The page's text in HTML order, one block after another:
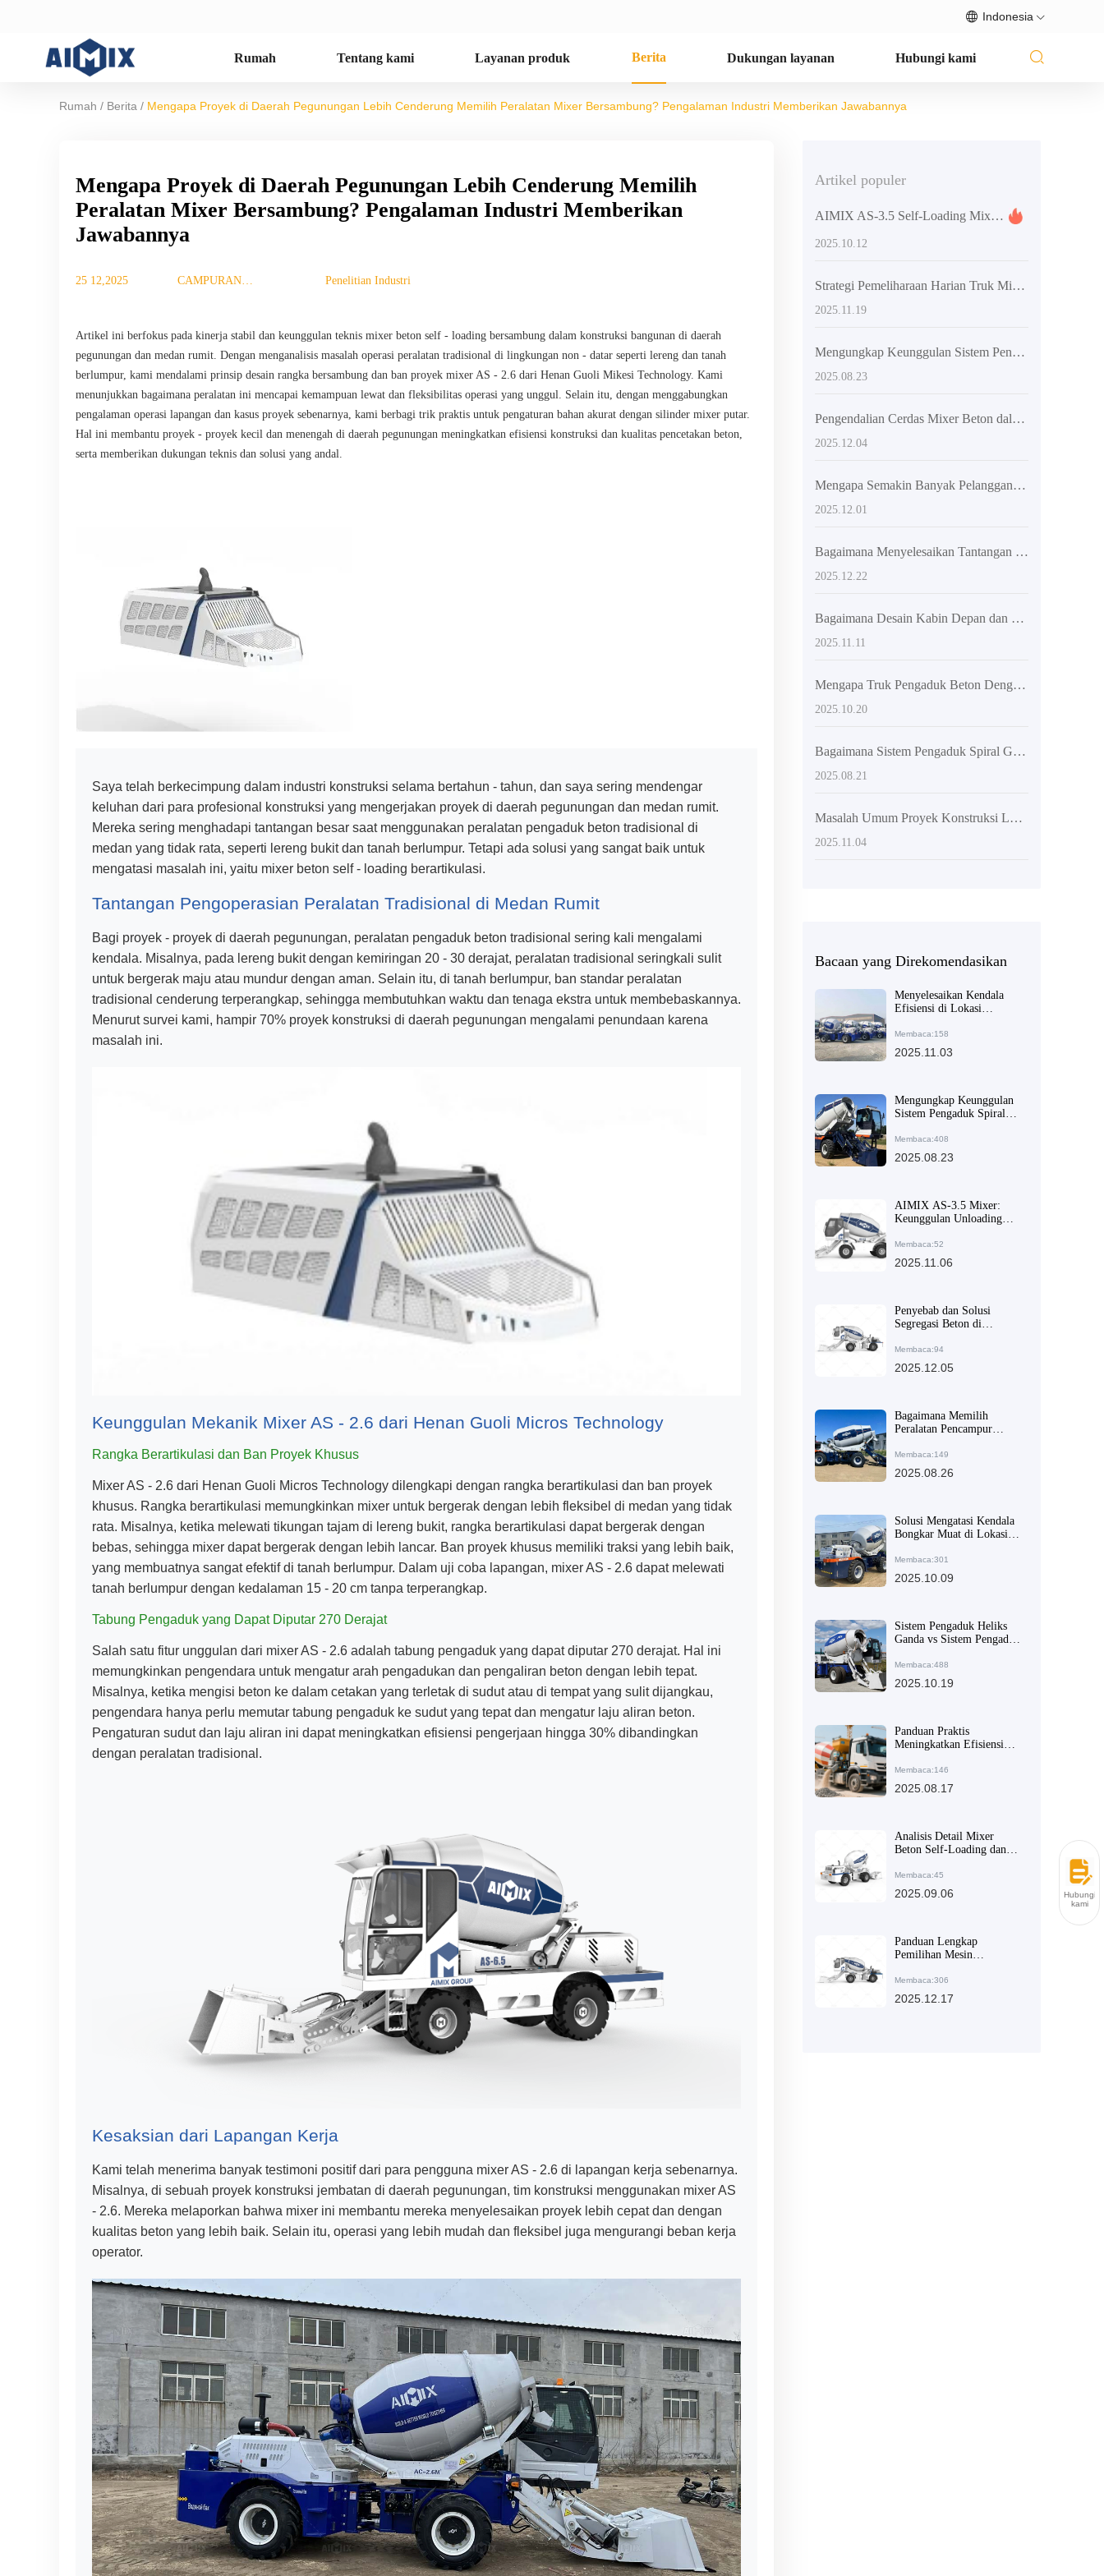
Indonesia
Rumah Tentang kami Layanan produk Berita Dukungan layanan Hubungi kami
Rumah / Berita / Mengapa Proyek di Daerah Pegunungan Lebih Cenderung Memilih Peralatan Mixer Bersambung? Pengalaman Industri Memberikan Jawabannya
Mengapa Proyek di Daerah Pegunungan Lebih Cenderung Memilih
Peralatan Mixer Bersambung? Pengalaman Industri Memberikan
Jawabannya
25 12,2025
CAMPURAN
Penelitian Industri
Artikel ini berfokus pada kinerja stabil dan keunggulan teknis mixer beton self - loading bersambung dalam konstruksi bangunan di daerah
pegunungan dan medan rumit. Dengan menganalisis masalah operasi peralatan tradisional di lingkungan non - datar seperti lereng dan tanah
berlumpur, kami mendalami prinsip desain rangka bersambung dan ban proyek mixer AS - 2.6 dari Henan Guoli Mikesi Technology. Kami
menunjukkan bagaimana peralatan ini mencapai kemampuan lewat dan fleksibilitas operasi yang unggul. Selain itu, dengan menggabungkan
pengalaman operasi lapangan dan kasus proyek sebenarnya, kami berbagi trik praktis untuk pengaturan bahan akurat dengan silinder mixer putar.
Hal ini membantu proyek - proyek kecil dan menengah di daerah pegunungan meningkatkan efisiensi konstruksi dan kualitas pencetakan beton,
serta memberikan dukungan teknis dan solusi yang andal.
Saya telah berkecimpung dalam industri konstruksi selama bertahun - tahun, dan saya sering mendengar
keluhan dari para profesional konstruksi yang mengerjakan proyek di daerah pegunungan dan medan rumit.
Mereka sering menghadapi tantangan besar saat menggunakan peralatan pengaduk beton tradisional di
medan yang tidak rata, seperti lereng bukit dan tanah berlumpur. Tetapi ada solusi yang sangat baik untuk
mengatasi masalah ini, yaitu mixer beton self - loading berartikulasi.
Tantangan Pengoperasian Peralatan Tradisional di Medan Rumit
Bagi proyek - proyek di daerah pegunungan, peralatan pengaduk beton tradisional sering kali mengalami
kendala. Misalnya, pada lereng bukit dengan kemiringan 20 - 30 derajat, peralatan tradisional seringkali sulit
untuk bergerak maju atau mundur dengan aman. Selain itu, di tanah berlumpur, ban standar peralatan
tradisional cenderung terperangkap, sehingga membutuhkan waktu dan tenaga ekstra untuk membebaskannya.
Menurut survei kami, hampir 70% proyek konstruksi di daerah pegunungan mengalami penundaan karena
masalah ini.
Keunggulan Mekanik Mixer AS - 2.6 dari Henan Guoli Micros Technology
Rangka Berartikulasi dan Ban Proyek Khusus
Mixer AS - 2.6 dari Henan Guoli Micros Technology dilengkapi dengan rangka berartikulasi dan ban proyek
khusus. Rangka berartikulasi memungkinkan mixer untuk bergerak dengan lebih fleksibel di medan yang tidak
rata. Misalnya, ketika melewati tikungan tajam di lereng bukit, rangka berartikulasi dapat bergerak dengan
bebas, sehingga mixer dapat bergerak dengan lebih lancar. Ban proyek khusus memiliki traksi yang lebih baik,
yang membuatnya sangat efektif di tanah berlumpur. Dalam uji coba lapangan, mixer AS - 2.6 dapat melewati
tanah berlumpur dengan kedalaman 15 - 20 cm tanpa terperangkap.
Tabung Pengaduk yang Dapat Diputar 270 Derajat
Salah satu fitur unggulan dari mixer AS - 2.6 adalah tabung pengaduk yang dapat diputar 270 derajat. Hal ini
memungkinkan pengendara untuk mengatur arah pengadukan dan pengaliran beton dengan lebih tepat.
Misalnya, ketika mengisi beton ke dalam cetakan yang terletak di sudut atau di tempat yang sulit dijangkau,
pengendara hanya perlu memutar tabung pengaduk ke sudut yang tepat dan mengatur laju aliran beton.
Pengaturan sudut dan laju aliran ini dapat meningkatkan efisiensi pengerjaan hingga 30% dibandingkan
dengan peralatan tradisional.
Kesaksian dari Lapangan Kerja
Kami telah menerima banyak testimoni positif dari para pengguna mixer AS - 2.6 di lapangan kerja sebenarnya.
Misalnya, di sebuah proyek konstruksi jembatan di daerah pegunungan, tim konstruksi menggunakan mixer AS
- 2.6. Mereka melaporkan bahwa mixer ini membantu mereka menyelesaikan proyek lebih cepat dan dengan
kualitas beton yang lebih baik. Selain itu, operasi yang lebih mudah dan fleksibel juga mengurangi beban kerja
operator.
Artikel populer
AIMIX AS-3.5 Self-Loading Mixer: Flexible Discharge & High Efficiency Boost Overseas Construction Projects
2025.10.12
Strategi Pemeliharaan Harian Truk Mixer Bahan Kental Anti-Sumbat
2025.11.19
Mengungkap Keunggulan Sistem Pengaduk Spiral Ganda pada Truk Mixer Bahan Bangunan Otomatis
2025.08.23
Pengendalian Cerdas Mixer Beton dalam Produksi Beton di Konstruksi Pedesaan: Analisis Praktis Umpan Balik Kecepatan dan Penilaian Kekinian Campuran
2025.12.04
Mengapa Semakin Banyak Pelanggan Luar Negeri Memilih Mixer Beton 2,6 Kubik dengan Struktur Engsel?
2025.12.01
Bagaimana Menyelesaikan Tantangan Konstruksi di Daerah Pegunungan dan Pedesaan? Prinsip Desain Chassis Kendaraan Mixer dengan Sambungan Lengkung
2025.12.22
Bagaimana Desain Kabin Depan dan Rangka Bersambung Meningkatkan Keamanan dan Fleksibilitas Operasi Mixer Beton Self-Loading?
2025.11.11
Mengapa Truk Pengaduk Beton Dengan Sistem Double Heliks Menjamin Kualitas Campuran Beton?
2025.10.20
Bagaimana Sistem Pengaduk Spiral Ganda pada Truk Pengaduk Beton Swakelola Meningkatkan Efisiensi Proyek Konstruksi Besar?
2025.08.21
Masalah Umum Proyek Konstruksi Luar Negeri: Apakah Kekurangan Fleksibilitas Mixer Menyebabkan Keterlambatan Waktu Proyek? Solusinya Ada!
2025.11.04
Bacaan yang Direkomendasikan
Menyelesaikan Kendala
Efisiensi di Lokasi
Tangki Pencampur 270
Derajat Berputar
Membaca:158
2025.11.03
Mengungkap Keunggulan
Sistem Pengaduk Spiral
Bahan Bangunan Otomatis
Membaca:408
2025.08.23
AIMIX AS-3.5 Mixer:
Keunggulan Unloading
Tinggi yang Membuatnya
Populer di Pasar Ekspor
Membaca:52
2025.11.06
Penyebab dan Solusi
Segregasi Beton di
Pendekatan Sistemik dari
Perencanaan Bahan Baku
Membaca:94
2025.12.05
Bagaimana Memilih
Peralatan Pencampur
Konstruksi Besar dan
Sedang? Faktor Kunci dan
Membaca:149
2025.08.26
Solusi Mengatasi Kendala
Bongkar Muat di Lokasi
Kelebihan Praktis Mixer
Beton 270° Putar
Membaca:301
2025.10.09
Sistem Pengaduk Heliks
Ganda vs Sistem Pengaduk
Lebih Cocok untuk Proyek
Infrastruktur Luar Negeri?
Membaca:488
2025.10.19
Panduan Praktis
Meningkatkan Efisiensi
Mixer Beton AIMIX AS-
4.0 Berrotasi 270 Derajat
Membaca:146
2025.08.17
Analisis Detail Mixer
Beton Self-Loading dan
Proyek Besar dan Sedang
Membaca:45
2025.09.06
Panduan Lengkap
Pemilihan Mesin
Konstruksi Pedesaan:
Analisis Teknis
Membaca:306
2025.12.17
Hubungi
kami